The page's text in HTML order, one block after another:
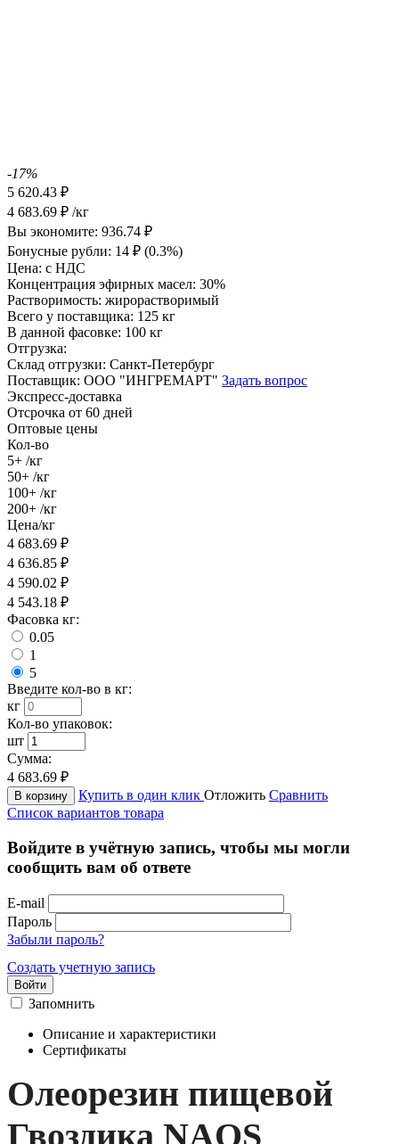
-17%
5 620.43 ₽
4 683.69 ₽ /кг
Вы экономите: 936.74 ₽
Бонусные рубли: 14 ₽ (0.3%)
Цена: с НДС
Концентрация эфирных масел: 30%
Растворимость: жирорастворимый
Всего у поставщика: 125 кг
В данной фасовке: 100 кг
Отгрузка:
Склад отгрузки: Санкт-Петербург
Поставщик: ООО "ИНГРЕМАРТ" Задать вопрос
Экспресс-доставка
Отсрочка от 60 дней
Оптовые цены
Кол-во
5+ /кг
50+ /кг
100+ /кг
200+ /кг
Цена/кг
4 683.69 ₽
4 636.85 ₽
4 590.02 ₽
4 543.18 ₽
Фасовка кг:
0.05
1
5
Введите кол-во в кг:
кг
Кол-во упаковок:
шт
Сумма:
4 683.69 ₽
В корзину Купить в один клик Отложить Сравнить
Список вариантов товара
Войдите в учётную запись, чтобы мы могли
сообщить вам об ответе
E-mail
Пароль
Забыли пароль?
Создать учетную запись
Войти
Запомнить
Описание и характеристики
Сертификаты
Олеорезин пищевой
Гвоздика NAOS